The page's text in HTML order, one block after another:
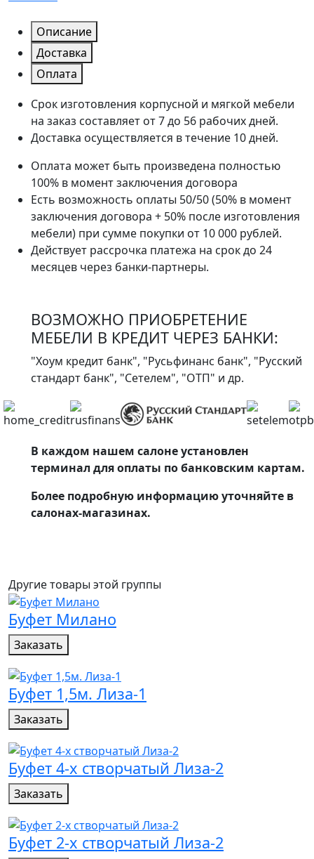
Описание
Доставка
Оплата
Срок изготовления корпусной и мягкой мебели
на заказ составляет от 7 до 56 рабочих дней.
Доставка осуществляется в течение 10 дней.
Оплата может быть произведена полностью
100% в момент заключения договора
Есть возможность оплаты 50/50 (50% в момент
заключения договора + 50% после изготовления
мебели) при сумме покупки от 10 000 рублей.
Действует рассрочка платежа на срок до 24
месяцев через банки-партнеры.
ВОЗМОЖНО ПРИОБРЕТЕНИЕ
МЕБЕЛИ В КРЕДИТ ЧЕРЕЗ БАНКИ:
"Хоум кредит банк", "Русьфинанс банк", "Русский
стандарт банк", "Сетелем", "ОТП" и др.
В каждом нашем салоне установлен
терминал для оплаты по банковским картам.
Более подробную информацию уточняйте в
салонах-магазинах.
Другие товары этой группы
Буфет Милано
Заказать
Буфет 1,5м. Лиза-1
Заказать
Буфет 4-х створчатый Лиза-2
Заказать
Буфет 2-х створчатый Лиза-2